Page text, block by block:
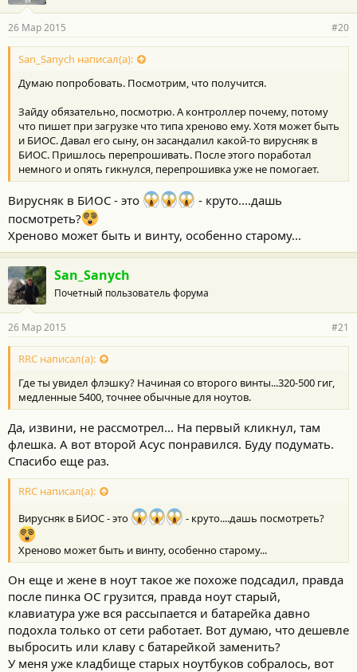
26 Мар 2015 #20
San_Sanych написал(а):
Думаю попробовать. Посмотрим, что получится.
Зайду обязательно, посмотрю. А контроллер почему, потому
что пишет при загрузке что типа хреново ему. Хотя может быть
и БИОС. Давал его сыну, он засандалил какой-то вирусняк в
БИОС. Пришлось перепрошивать. После этого поработал
немного и опять гикнулся, перепрошивка уже не помогает.
Вирусняк в БИОС - это
- круто....дашь
посмотреть?
Хреново может быть и винту, особенно старому...
San_Sanych
Почетный пользователь форума
26 Мар 2015 #21
RRC написал(а):
Где ты увидел флэшку? Начиная со второго винты...320-500 гиг,
медленные 5400, точнее обычные для ноутов.
Да, извини, не рассмотрел... На первый кликнул, там
флешка. А вот второй Асус понравился. Буду подумать.
Спасибо еще раз.
RRC написал(а):
Вирусняк в БИОС - это
- круто....дашь посмотреть?
Хреново может быть и винту, особенно старому...
Он еще и жене в ноут такое же похоже подсадил, правда
после пинка ОС грузится, правда ноут старый,
клавиатура уже вся рассыпается и батарейка давно
подохла только от сети работает. Вот думаю, что дешевле
выбросить или клаву с батарейкой заменить?
У меня уже кладбище старых ноутбуков собралось, вот